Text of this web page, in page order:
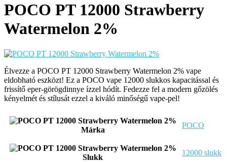
POCO PT 12000 Strawberry
Watermelon 2%
Élvezze a POCO PT 12000 Strawberry Watermelon 2% vape
eldobható eszközt! Ez a POCO vape 12000 slukkos kapacitással és
frissítő eper-görögdinnye ízzel hódít. Fedezze fel a modern gőzölés
kényelmét és stílusát ezzel a kiváló minőségű vape-pel!
Márka
POCO
Slukk
12000 slukk